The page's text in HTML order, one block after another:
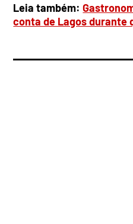
Leia também:
conta de Lagos durante